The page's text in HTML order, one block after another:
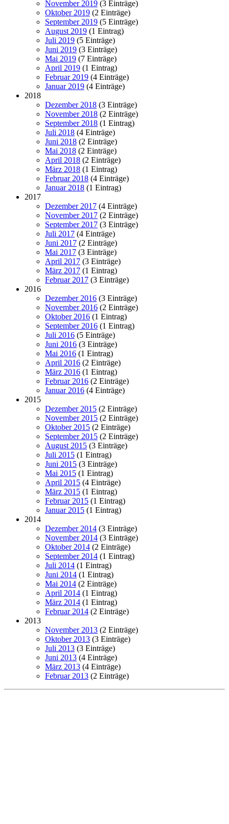
November 2019 (3 Einträge)
Oktober 2019 (2 Einträge)
September 2019 (5 Einträge)
August 2019 (1 Eintrag)
Juli 2019 (5 Einträge)
Juni 2019 (3 Einträge)
Mai 2019 (7 Einträge)
April 2019 (1 Eintrag)
Februar 2019 (4 Einträge)
Januar 2019 (4 Einträge)
2018
Dezember 2018 (3 Einträge)
November 2018 (2 Einträge)
September 2018 (1 Eintrag)
Juli 2018 (4 Einträge)
Juni 2018 (2 Einträge)
Mai 2018 (2 Einträge)
April 2018 (2 Einträge)
März 2018 (1 Eintrag)
Februar 2018 (4 Einträge)
Januar 2018 (1 Eintrag)
2017
Dezember 2017 (4 Einträge)
November 2017 (2 Einträge)
September 2017 (3 Einträge)
Juli 2017 (4 Einträge)
Juni 2017 (2 Einträge)
Mai 2017 (3 Einträge)
April 2017 (3 Einträge)
März 2017 (1 Eintrag)
Februar 2017 (3 Einträge)
2016
Dezember 2016 (3 Einträge)
November 2016 (2 Einträge)
Oktober 2016 (1 Eintrag)
September 2016 (1 Eintrag)
Juli 2016 (5 Einträge)
Juni 2016 (3 Einträge)
Mai 2016 (1 Eintrag)
April 2016 (2 Einträge)
März 2016 (1 Eintrag)
Februar 2016 (2 Einträge)
Januar 2016 (4 Einträge)
2015
Dezember 2015 (2 Einträge)
November 2015 (2 Einträge)
Oktober 2015 (2 Einträge)
September 2015 (2 Einträge)
August 2015 (3 Einträge)
Juli 2015 (1 Eintrag)
Juni 2015 (3 Einträge)
Mai 2015 (1 Eintrag)
April 2015 (4 Einträge)
März 2015 (1 Eintrag)
Februar 2015 (1 Eintrag)
Januar 2015 (1 Eintrag)
2014
Dezember 2014 (3 Einträge)
November 2014 (3 Einträge)
Oktober 2014 (2 Einträge)
September 2014 (1 Eintrag)
Juli 2014 (1 Eintrag)
Juni 2014 (1 Eintrag)
Mai 2014 (2 Einträge)
April 2014 (1 Eintrag)
März 2014 (1 Eintrag)
Februar 2014 (2 Einträge)
2013
November 2013 (2 Einträge)
Oktober 2013 (3 Einträge)
Juli 2013 (3 Einträge)
Juni 2013 (4 Einträge)
März 2013 (4 Einträge)
Februar 2013 (2 Einträge)